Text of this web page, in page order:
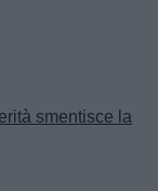
smentisce la